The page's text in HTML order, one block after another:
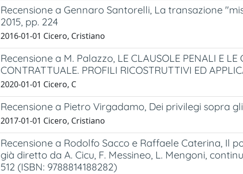
Recensione a Gennaro Santorelli, La transazione
2015, pp. 224
2016-01-01 Cicero, Cristiano
Recensione a M. Palazzo, LE CLAUSOLE PENALI E LE
CONTRATTUALE. PROFILI RICOSTRUTTIVI ED
2020-01-01 Cicero, C
Recensione a Pietro Virgadamo, Dei privilegi sopra
2017-01-01 Cicero, Cristiano
Recensione a Rodolfo Sacco e Raffaele Caterina, Il
già diretto da A. Cicu, F. Messineo, L. Mengoni,
512 (ISBN: 9788814188282)